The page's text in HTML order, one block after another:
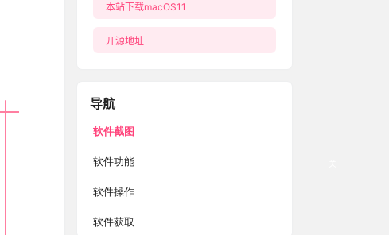
本站下载macOS11
开源地址
导航
软件截图
软件功能
软件操作
软件获取